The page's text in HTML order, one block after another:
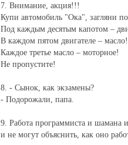
7. Внимание, акция!!!
Купи автомобиль "Ока", загляни
Под каждым десятым капотом –
В каждом пятом двигателе – масло!
Каждое третье масло – моторное!
Не пропустите!
8. - Сынок, как экзамены?
- Подорожали, папа.
9. Работа программиста и шамана
и не могут объяснить, как оно